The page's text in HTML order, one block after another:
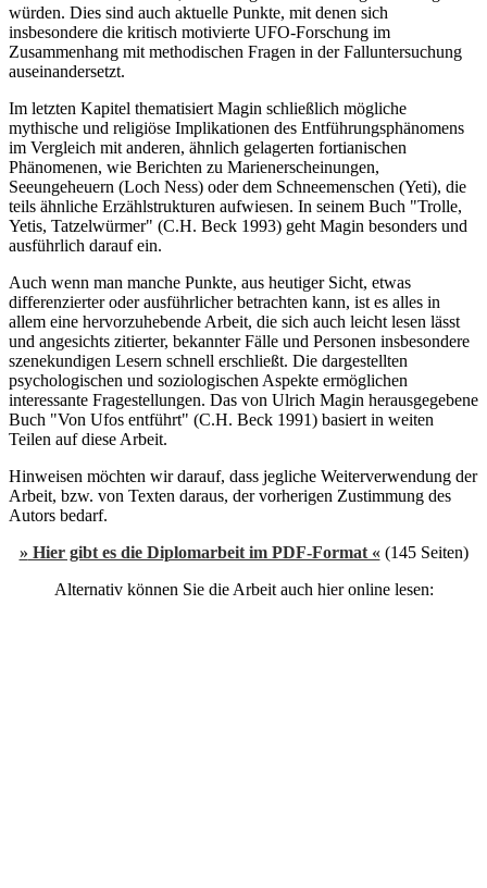
würden. Dies sind auch aktuelle Punkte, mit denen sich
insbesondere die kritisch motivierte UFO-Forschung im
Zusammenhang mit methodischen Fragen in der Falluntersuchung
auseinandersetzt.
Im letzten Kapitel thematisiert Magin schließlich mögliche
mythische und religiöse Implikationen des Entführungsphänomens
im Vergleich mit anderen, ähnlich gelagerten fortianischen
Phänomenen, wie Berichten zu Marienerscheinungen,
Seeungeheuern (Loch Ness) oder dem Schneemenschen (Yeti), die
teils ähnliche Erzählstrukturen aufwiesen. In seinem Buch "Trolle,
Yetis, Tatzelwürmer" (C.H. Beck 1993) geht Magin besonders und
ausführlich darauf ein.
Auch wenn man manche Punkte, aus heutiger Sicht, etwas
differenzierter oder ausführlicher betrachten kann, ist es alles in
allem eine hervorzuhebende Arbeit, die sich auch leicht lesen lässt
und angesichts zitierter, bekannter Fälle und Personen insbesondere
szenekundigen Lesern schnell erschließt. Die dargestellten
psychologischen und soziologischen Aspekte ermöglichen
interessante Fragestellungen. Das von Ulrich Magin herausgegebene
Buch "Von Ufos entführt" (C.H. Beck 1991) basiert in weiten
Teilen auf diese Arbeit.
Hinweisen möchten wir darauf, dass jegliche Weiterverwendung der
Arbeit, bzw. von Texten daraus, der vorherigen Zustimmung des
Autors bedarf.
» Hier gibt es die Diplomarbeit im PDF-Format « (145 Seiten)
Alternativ können Sie die Arbeit auch hier online lesen: